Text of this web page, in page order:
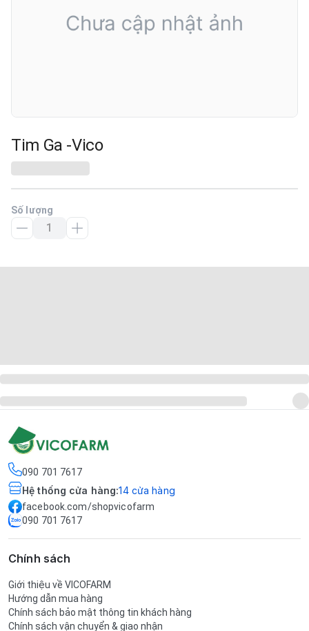
Tim Ga -Vico
Số lượng
090 701 7617
Hệ thống cửa hàng:14 cửa hàng
facebook.com/shopvicofarm
090 701 7617
Chính sách
Giới thiệu về VICOFARM
Hướng dẫn mua hàng
Chính sách bảo mật thông tin khách hàng
Chính sách vận chuyển & giao nhận